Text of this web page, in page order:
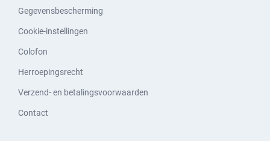
Gegevensbescherming
Cookie-instellingen
Colofon
Herroepingsrecht
Verzend- en betalingsvoorwaarden
Contact